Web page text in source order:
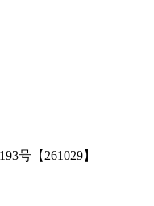
号【261029】